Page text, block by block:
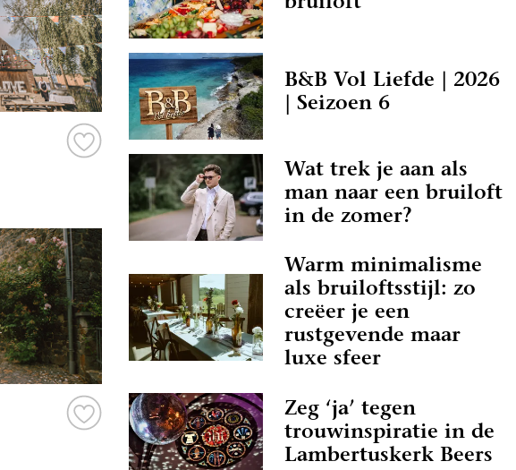
B&B Vol Liefde | 2026
| Seizoen 6
Wat trek je aan als
man naar een bruiloft
in de zomer?
Warm minimalisme
als bruiloftsstijl: zo
creëer je een
rustgevende maar
luxe sfeer
Zeg ‘ja’ tegen
trouwinspiratie in de
Lambertuskerk Beers